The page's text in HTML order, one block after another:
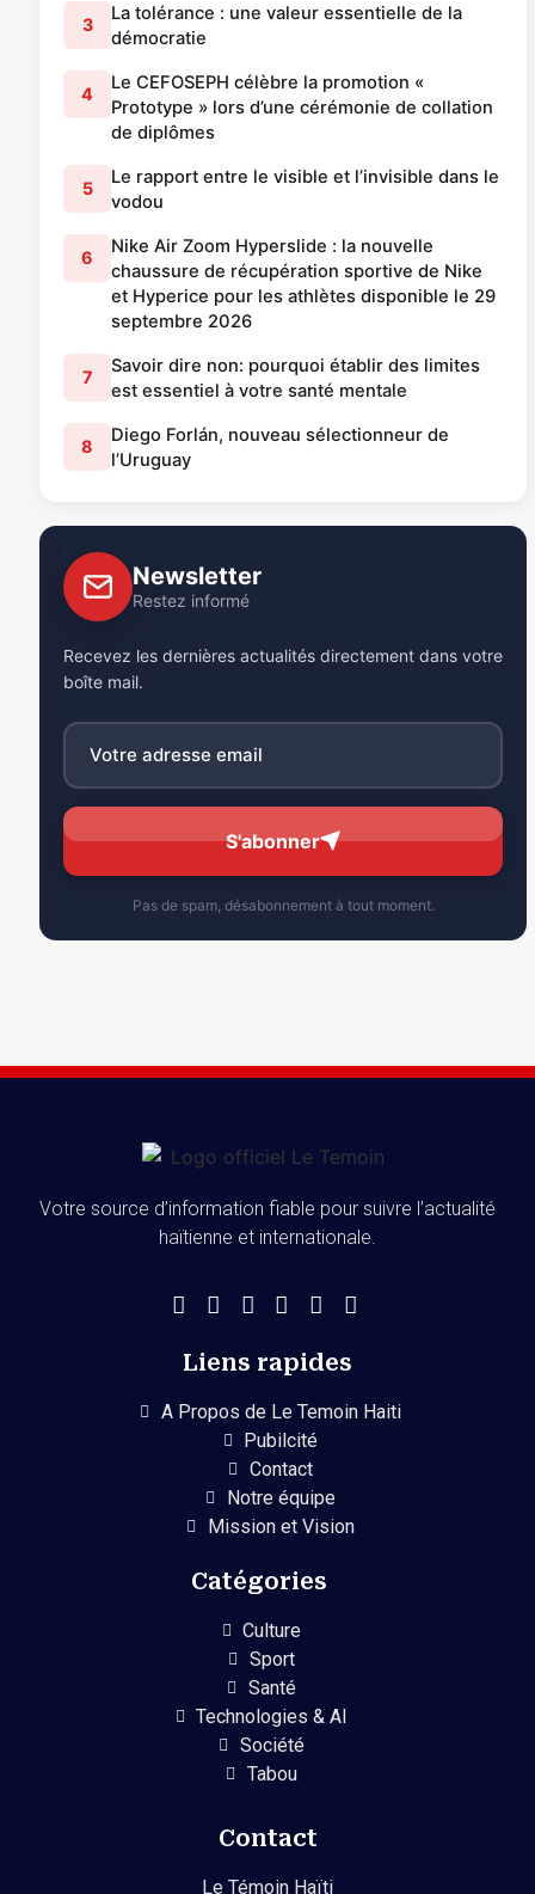
3
La tolérance : une valeur essentielle de la
démocratie
4
Le CEFOSEPH célèbre la promotion «
Prototype » lors d’une cérémonie de collation
de diplômes
5
Le rapport entre le visible et l’invisible dans le
vodou
6
Nike Air Zoom Hyperslide : la nouvelle
chaussure de récupération sportive de Nike
et Hyperice pour les athlètes disponible le 29
septembre 2026
7
Savoir dire non: pourquoi établir des limites
est essentiel à votre santé mentale
8
Diego Forlán, nouveau sélectionneur de
l’Uruguay
Newsletter
Restez informé
Recevez les dernières actualités directement dans votre
boîte mail.
S'abonner
Pas de spam, désabonnement à tout moment.
Votre source d’information fiable pour suivre l’actualité
haïtienne et internationale.
Liens rapides
A Propos de Le Temoin Haiti
Pubilcité
Contact
Notre équipe
Mission et Vision
Catégories
Culture
Sport
Santé
Technologies & AI
Société
Tabou
Contact
Le Témoin Haïti